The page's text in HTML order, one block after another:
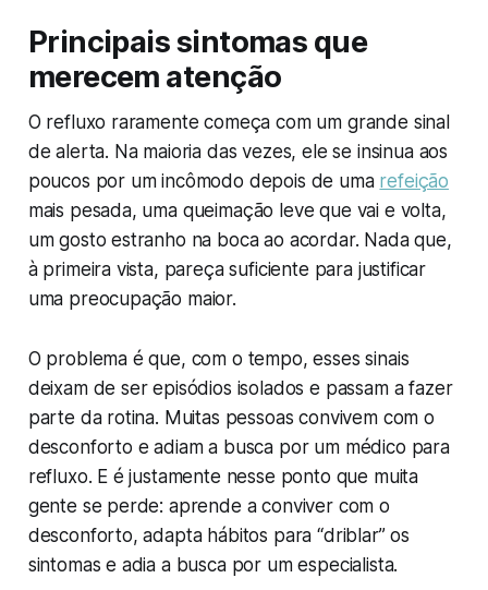
Principais sintomas que
merecem atenção
O refluxo raramente começa com um grande sinal
de alerta. Na maioria das vezes, ele se insinua aos
poucos por um incômodo depois de uma refeição
mais pesada, uma queimação leve que vai e volta,
um gosto estranho na boca ao acordar. Nada que,
à primeira vista, pareça suficiente para justificar
uma preocupação maior.
O problema é que, com o tempo, esses sinais
deixam de ser episódios isolados e passam a fazer
parte da rotina. Muitas pessoas convivem com o
desconforto e adiam a busca por um médico para
refluxo. E é justamente nesse ponto que muita
gente se perde: aprende a conviver com o
desconforto, adapta hábitos para “driblar” os
sintomas e adia a busca por um especialista.